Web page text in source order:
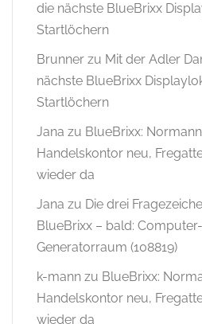
die nächste BlueBrixx
Startlöchern
Brunner zu Mit der Adler
nächste BlueBrixx
Startlöchern
Jana zu BlueBrixx:
Handelskontor neu,
wieder da
Jana zu Die drei
BlueBrixx – bald:
Generatorraum (108819)
k-mann zu BlueBrixx:
Handelskontor neu,
wieder da